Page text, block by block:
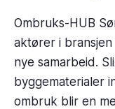
Ombruks-HUB
aktører i
nye samarbeid.
byggematerialer
ombruk blir en